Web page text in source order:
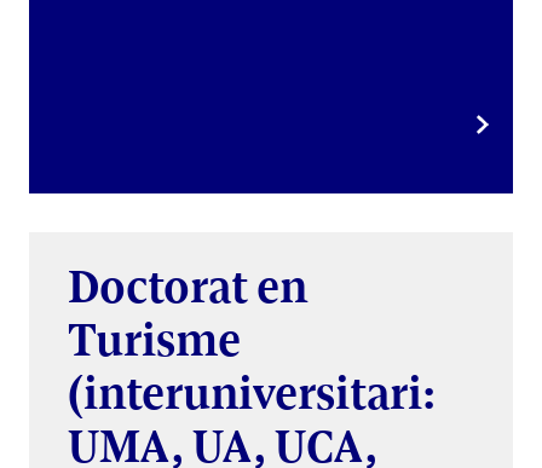
Doctorat en
Turisme
(interuniversitari:
UMA, UA, UCA,